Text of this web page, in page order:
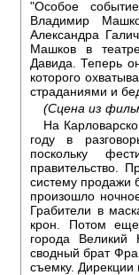
"Особое
Владимир
Александра
Машков в
Давида. Теперь
которого
страданиями и
(Сцена из
На
году в
поскольку
правительство.
систему продажи
произошло
Грабители в
крон. Потом еще
города
сводный брат
съемку.